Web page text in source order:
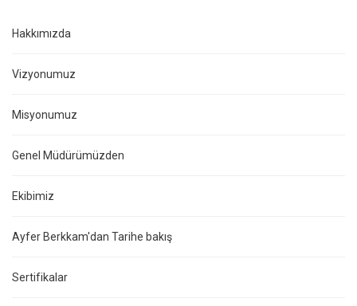
Hakkımızda
Vizyonumuz
Misyonumuz
Genel Müdürümüzden
Ekibimiz
Ayfer Berkkam'dan Tarihe bakış
Sertifikalar